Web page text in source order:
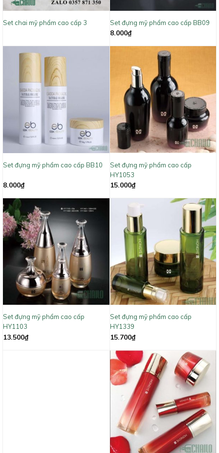
Set chai mỹ phẩm cao cấp 3 Set đựng mỹ phẩm cao cấp BB09
8.000₫
Set đựng mỹ phẩm cao cấp BB10
8.000₫
Set đựng mỹ phẩm cao cấp
HY1053
15.000₫
Set đựng mỹ phẩm cao cấp
HY1103
13.500₫
Set đựng mỹ phẩm cao cấp
HY1339
15.700₫